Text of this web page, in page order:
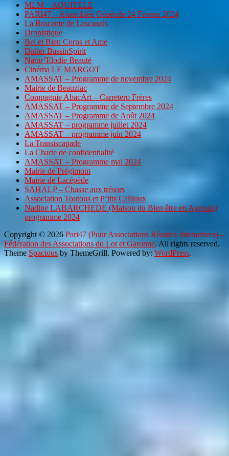
MLM – AQUITELE
PARI47 – Assemblée Générale 24 Février 2024
La Brocante de Lascanals
Dronistique
Bel et Bien Corps et Ame
Didier BassinSpirit
Natur’Elodie Beauté
Cinéma LE MARGOT
AMASSAT – Programme de novembre 2024
Mairie de Beauziac
Compagnie AbacArt – Carretero Frères
AMASSAT – Programme de Septembre 2024
AMASSAT – Programme de Août 2024
AMASSAT – programme juillet 2024
AMASSAT – programme juin 2024
La Transiscapade
La Charte de confidentialité
AMASSAT – Programme mai 2024
Mairie de Frégimont
Mairie de Lacépède
SAHALP – Chasse aux trésors
Association Toutous et P’tits Cailloux
Nadine LABARCHEDE (Maison du Bien être en Agenais)
programme 2024
Copyright © 2026 Pari47 (Pour Associations Réunies Interactives) –
Fédération des Associations du Lot et Garonne. All rights reserved.
Theme Spacious by ThemeGrill. Powered by: WordPress.